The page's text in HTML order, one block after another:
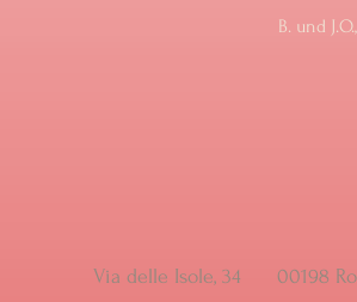
B. und
Via delle Isole, 34 00198